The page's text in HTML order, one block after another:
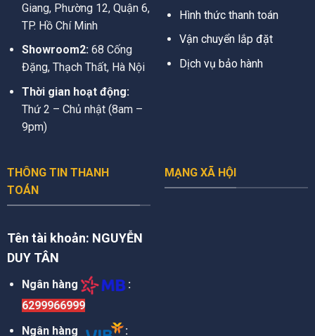
Giang, Phường 12, Quận 6,
TP. Hồ Chí Minh
Showroom2:68 Cống
Đặng, Thạch Thất, Hà Nội
Thời gian hoạt động:
Thứ 2 – Chủ nhật (8am –
9pm)
Hình thức thanh toán
Vận chuyển lắp đặt
Dịch vụ bảo hành
THÔNG TIN THANH
TOÁN
Tên tài khoản: NGUYỄN
DUY TÂN
Ngân hàng
:
6299966999
Ngân hàng
:
MẠNG XÃ HỘI